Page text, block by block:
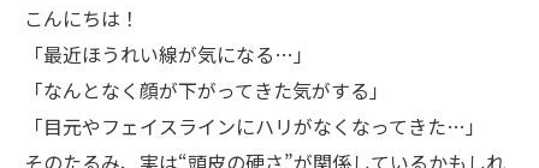
こんにちは！
「最近ほうれい線が気になる…」
「なんとなく顔が下がってきた気がする」
「目元やフェイスラインにハリがなくなってきた…」